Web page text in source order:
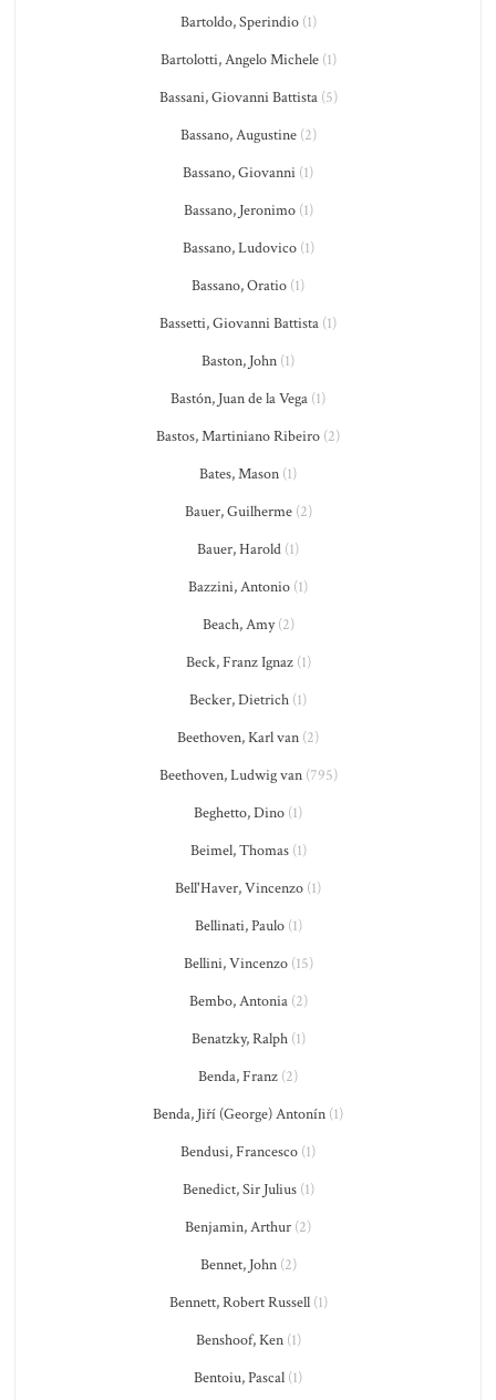
Bartoldo, Sperindio(1)
Bartolotti, Angelo Michele(1)
Bassani, Giovanni Battista(5)
Bassano, Augustine(2)
Bassano, Giovanni (1)
Bassano, Jeronimo(1)
Bassano, Ludovico(1)
Bassano, Oratio (1)
Bassetti, Giovanni Battista (1)
Baston, John (1)
Bastón, Juan de la Vega (1)
Bastos, Martiniano Ribeiro (2)
Bates, Mason (1)
Bauer, Guilherme(2)
Bauer, Harold (1)
Bazzini, Antonio (1)
Beach, Amy(2)
Beck, Franz Ignaz(1)
Becker, Dietrich (1)
Beethoven, Karl van (2)
Beethoven, Ludwig van(795)
Beghetto, Dino (1)
Beimel, Thomas(1)
Bell'Haver, Vincenzo (1)
Bellinati, Paulo(1)
Bellini, Vincenzo(15)
Bembo, Antonia(2)
Benatzky, Ralph(1)
Benda, Franz (2)
Benda, Jiří (George) Antonín (1)
Bendusi, Francesco (1)
Benedict, Sir Julius(1)
Benjamin, Arthur (2)
Bennet, John(2)
Bennett, Robert Russell(1)
Benshoof, Ken(1)
Bentoiu, Pascal (1)